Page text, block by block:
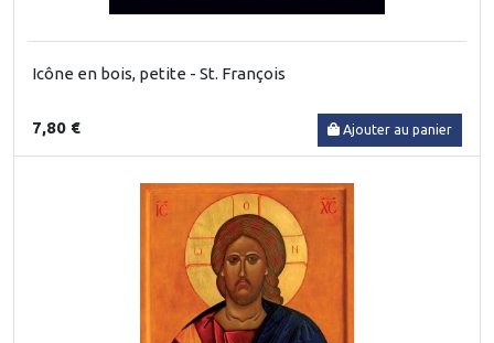
Icône en bois, petite - St. François
7,80 € Ajouter au panier